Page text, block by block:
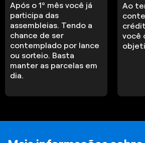
Após o 1º mês você já
participa das
assembleias. Tendo a
chance de ser
contemplado por lance
ou sorteio. Basta
manter as parcelas em
dia.
Ao
você